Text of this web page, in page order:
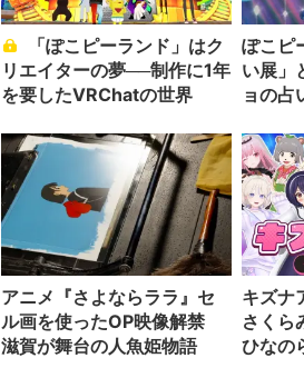
リエイターの夢──制作に1年
を要したVRChatの世界
ぽこピ
い展
ョの占
アニメ『さよならララ』セ
ル画を使ったOP映像解禁
滋賀が舞台の人魚姫物語
キズナ
さくら
ひなの